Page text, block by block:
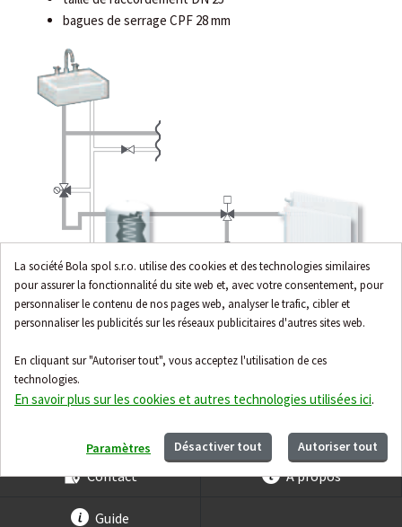
La société Bola spol s.r.o. utilise des cookies et des technologies similaires
pour assurer la fonctionnalité du site web et, avec votre consentement, pour
personnaliser le contenu de nos pages web, analyser le trafic, cibler et
personnaliser les publicités sur les réseaux publicitaires d'autres sites web.
En cliquant sur "Autoriser tout", vous acceptez l'utilisation de ces
technologies.
En savoir plus sur les cookies et autres technologies utilisées ici.
Paramètres Désactiver tout Autoriser tout
bagues de serrage CPF 28 mm
Contact À propos
Guide